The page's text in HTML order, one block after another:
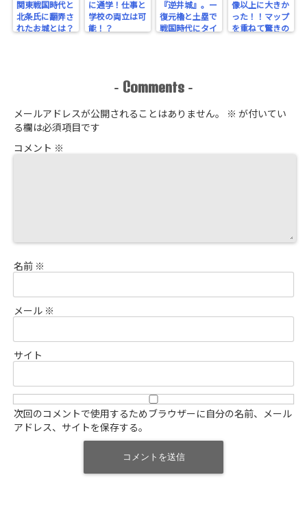
関東戦国時代と
北条氏に翻弄さ
れたお城とは？
に通学！仕事と
学校の両立は可
能！？
『逆井城』。ー
復元櫓と土塁で
戦国時代にタイ
像以上に大きか
った！！マップ
を重ねて驚きの
- Comments -
メールアドレスが公開されることはありません。 ※ が付いてい
る欄は必須項目です
コメント ※
名前 ※
メール ※
サイト
次回のコメントで使用するためブラウザーに自分の名前、メール
アドレス、サイトを保存する。